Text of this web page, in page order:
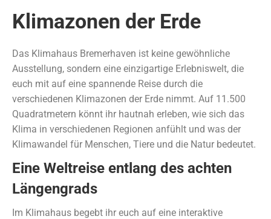
Klimazonen der Erde
Das Klimahaus Bremerhaven ist keine gewöhnliche
Ausstellung, sondern eine einzigartige Erlebniswelt, die
euch mit auf eine spannende Reise durch die
verschiedenen Klimazonen der Erde nimmt. Auf 11.500
Quadratmetern könnt ihr hautnah erleben, wie sich das
Klima in verschiedenen Regionen anfühlt und was der
Klimawandel für Menschen, Tiere und die Natur bedeutet.
Eine Weltreise entlang des achten
Längengrads
Im Klimahaus begebt ihr euch auf eine interaktive